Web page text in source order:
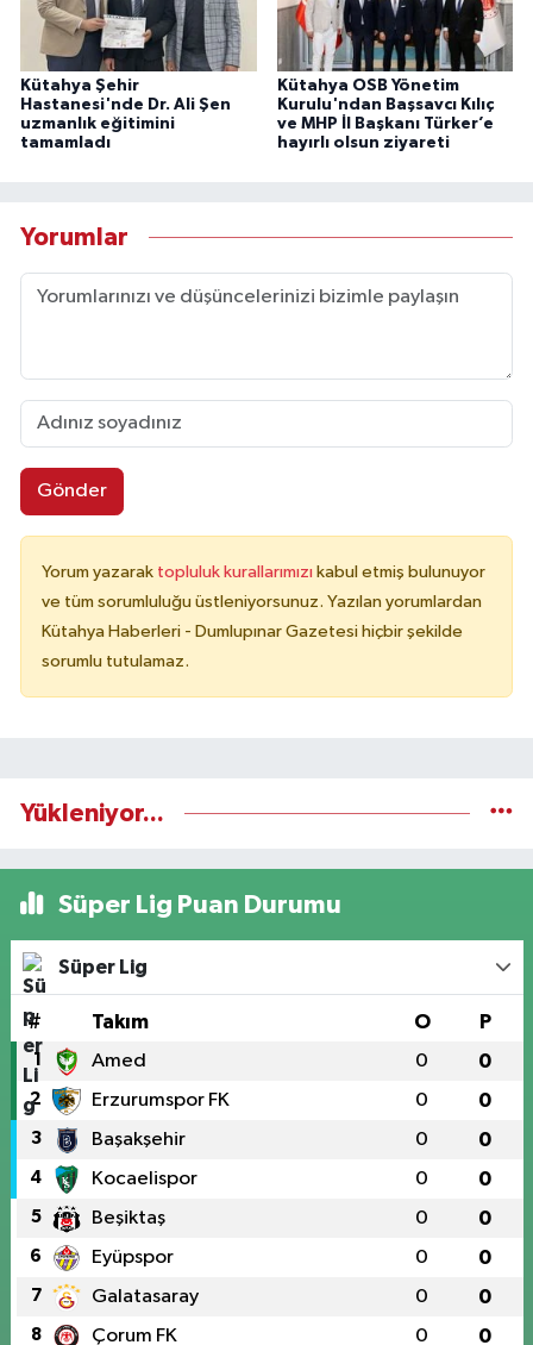
Kütahya Şehir
Hastanesi'nde Dr. Ali Şen
uzmanlık eğitimini
tamamladı
Kütahya OSB Yönetim
Kurulu'ndan Başsavcı Kılıç
ve MHP İl Başkanı Türker’e
hayırlı olsun ziyareti
Yorumlar
Gönder
Yorum yazarak topluluk kurallarımızı kabul etmiş bulunuyor
ve tüm sorumluluğu üstleniyorsunuz. Yazılan yorumlardan
Kütahya Haberleri - Dumlupınar Gazetesi hiçbir şekilde
sorumlu tutulamaz.
Yükleniyor...
Süper Lig Puan Durumu
Süper Lig
# Takım O P
1 Amed 0 0
2 Erzurumspor FK 0 0
3 Başakşehir 0 0
4 Kocaelispor 0 0
5 Beşiktaş 0 0
6 Eyüpspor 0 0
7 Galatasaray 0 0
8 Çorum FK 0 0